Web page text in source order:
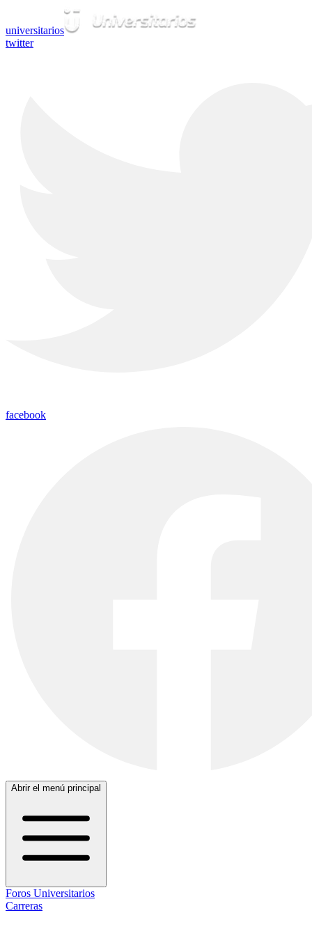
universitarios
twitter
facebook
Abrir el menú principal
Foros Universitarios
Carreras